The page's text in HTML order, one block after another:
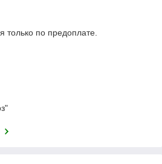
только по предоплате.